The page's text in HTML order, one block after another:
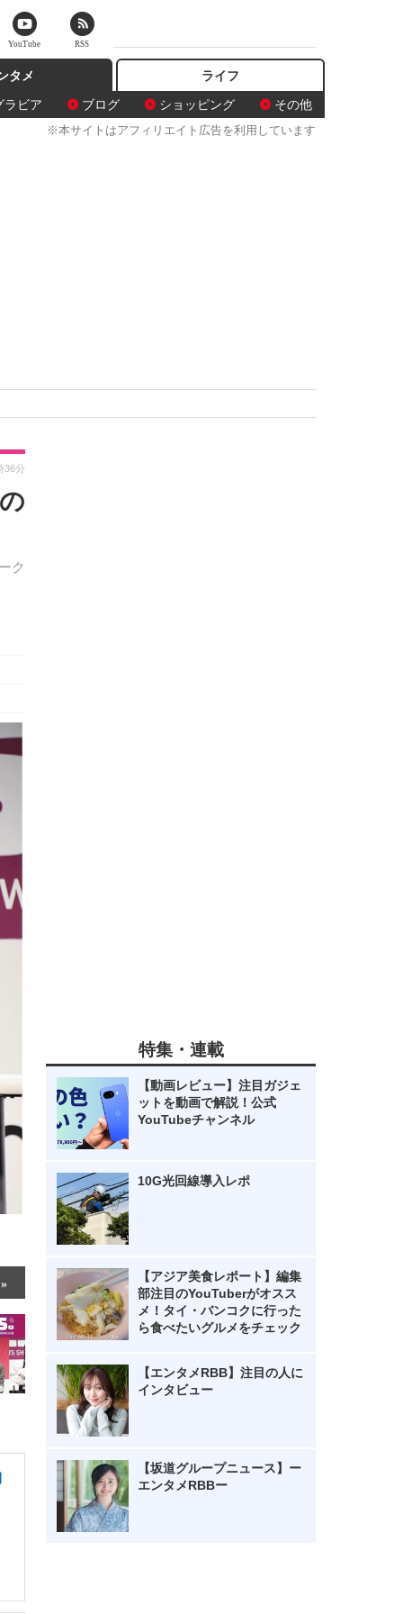
タメ
ラビア
ブログ ショッピング その他
ライフ
※本サイトはアフィリエイト広告を利用しています
ク
36分
特集・連載
【動画レビュー】注目ガジェ
ットを動画で解説！公式
YouTubeチャンネル
10G光回線導入レポ
【アジア美食レポート】編集
部注目のYouTuberがオスス
メ！タイ・バンコクに行った
ら食べたいグルメをチェック
【エンタメRBB】注目の人に
インタビュー
【坂道グループニュース】ー
エンタメRBBー
YouTube RSS